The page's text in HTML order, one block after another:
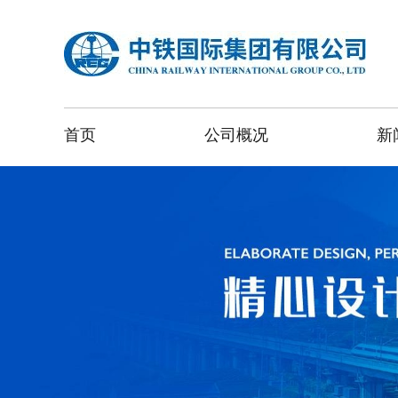
首页 公司概况 新